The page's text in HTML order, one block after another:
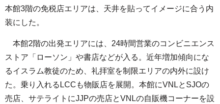
本館3階の免税店エリアは、天井を貼ってイメージに合う内
装にした。
本館2階の出発エリアには、24時間営業のコンビニエンス
ストア「ローソン」や書店などが入る。近年増加傾向にな
るイスラム教徒のため、礼拝室を制限エリアの内外に設け
た。乗り入れるLCCも物販店を展開。本館にVNLとSJOの
売店、サテライトにJJPの売店とVNLの自販機コーナーを設